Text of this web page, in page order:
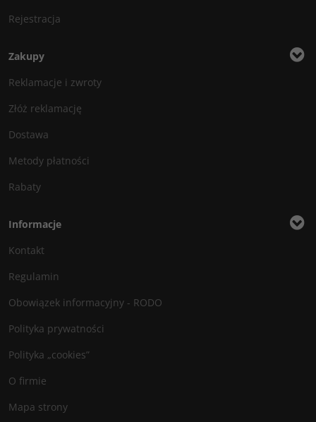
Rejestracja
Zakupy
Reklamacje i zwroty
Złóż reklamację
Dostawa
Metody płatności
Rabaty
Informacje
Kontakt
Regulamin
Obowiązek informacyjny - RODO
Polityka prywatności
Polityka „cookies”
O firmie
Mapa strony